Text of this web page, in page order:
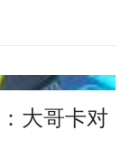
大哥卡对